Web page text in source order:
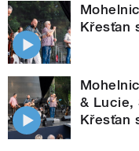
Křesťan
& Lucie,
Křesťan